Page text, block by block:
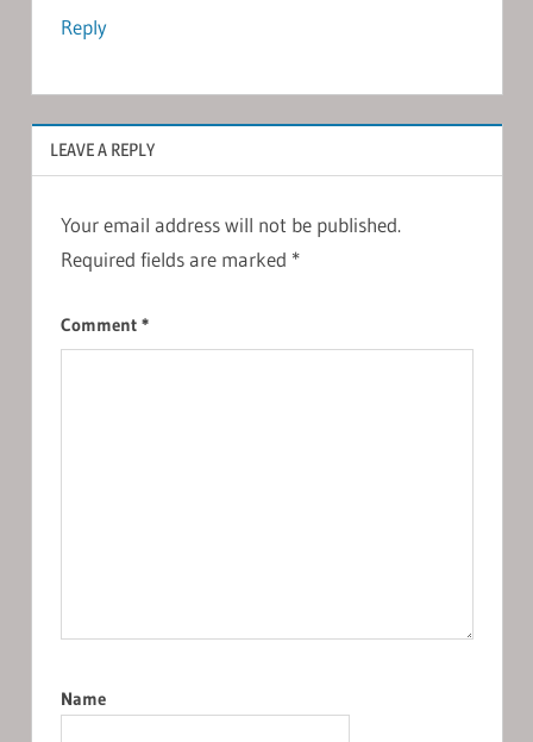
Reply
LEAVE A REPLY
Your email address will not be published.
Required fields are marked *
Comment *
Name